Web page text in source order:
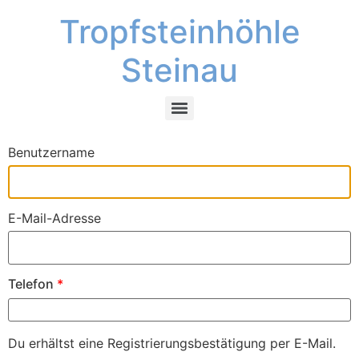
Tropfsteinhöhle
Steinau
Benutzername
E-Mail-Adresse
Telefon *
Du erhältst eine Registrierungsbestätigung per E-Mail.